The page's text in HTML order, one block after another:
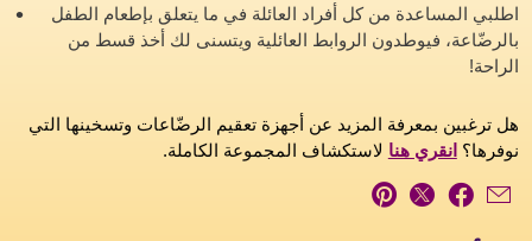
اطلبي المساعدة من كل أفراد العائلة في ما يتعلق بإطعام الطفل
بالرضّاعة، فيوطدون الروابط العائلية ويتسنى لك أخذ قسط من
الراحة!
هل ترغبين بمعرفة المزيد عن أجهزة تعقيم الرضّاعات وتسخينها التي
نوفرها؟انقري هنا لاستكشاف المجموعة الكاملة.